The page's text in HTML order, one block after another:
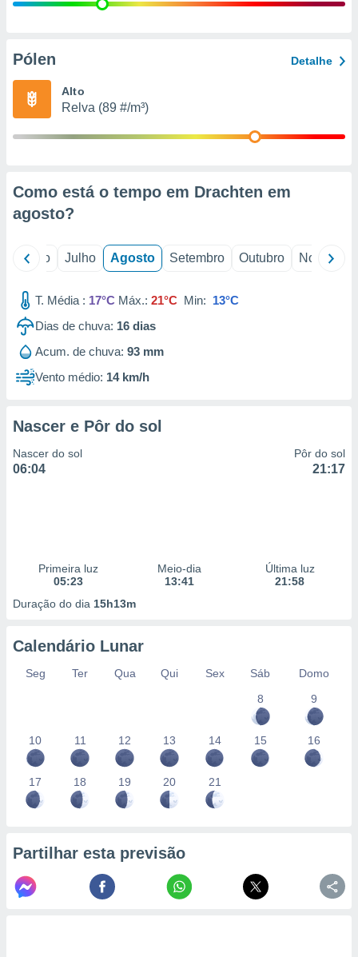
e
de
Pólen Detalhe
Alto
Relva (89 #/m³)
Como está o tempo em Drachten em
agosto?
Junho Julho Agosto Setembro Outubro Novembro
T. Média : 17°C Máx.: 21°C Min: 13°C
Dias de chuva: 16 dias
Acum. de chuva: 93 mm
Vento médio: 14 km/h
Nascer e Pôr do sol
Nascer do sol
06:04
Pôr do sol
21:17
Primeira luz
05:23
Meio-dia
13:41
Última luz
21:58
Duração do dia 15h13m
Calendário Lunar
Seg Ter Qua Qui Sex Sáb
Domo
8
9
10 11 12 13 14 15 16
17 18 19 20 21
Partilhar esta previsão